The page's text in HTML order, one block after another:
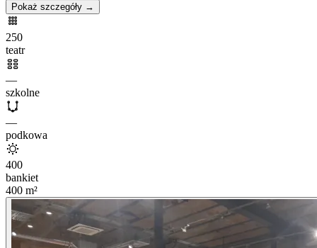
Pokaż szczegóły →
250
teatr
—
szkolne
—
podkowa
400
bankiet
400 m²